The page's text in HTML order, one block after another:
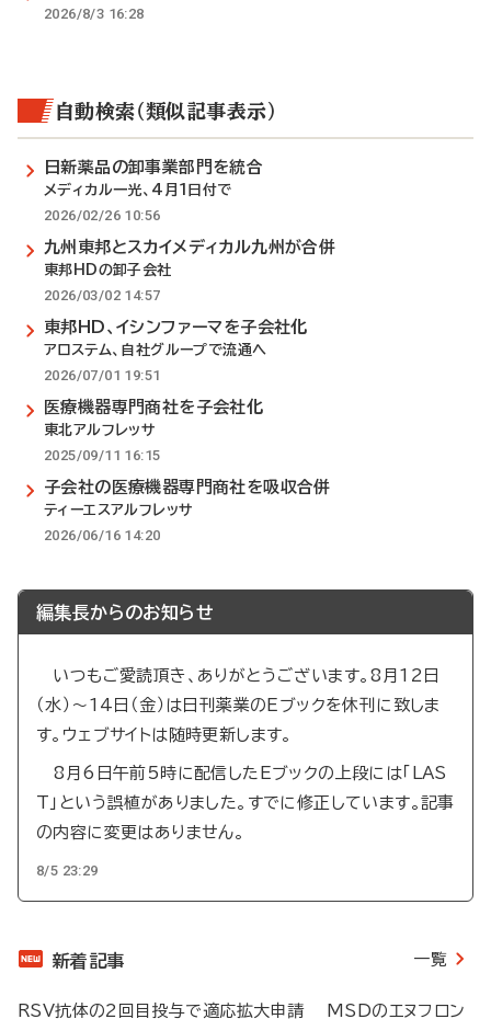
2026/8/3 16:28
自動検索（類似記事表示）
日新薬品の卸事業部門を統合
メディカル一光、4月1日付で
2026/02/26 10:56
九州東邦とスカイメディカル九州が合併
東邦HDの卸子会社
2026/03/02 14:57
東邦HD、イシンファーマを子会社化
アロステム、自社グループで流通へ
2026/07/01 19:51
医療機器専門商社を子会社化
東北アルフレッサ
2025/09/11 16:15
子会社の医療機器専門商社を吸収合併
ティーエスアルフレッサ
2026/06/16 14:20
編集長からのお知らせ
いつもご愛読頂き、ありがとうございます。8月12日
（水）～14日（金）は日刊薬業のEブックを休刊に致しま
す。ウェブサイトは随時更新します。
8月6日午前5時に配信したEブックの上段には「LAS
T」という誤植がありました。すでに修正しています。記事
の内容に変更はありません。
8/5 23:29
新着記事 一覧
RSV抗体の2回目投与で適応拡大申請 MSDのエヌフロン